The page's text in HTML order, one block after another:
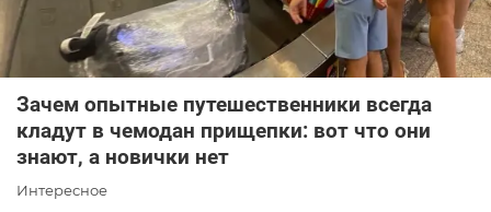
Зачем опытные путешественники всегда
кладут в чемодан прищепки: вот что они
знают, а новички нет
Интересное